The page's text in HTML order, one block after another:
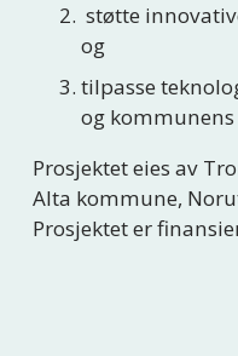
støtte
og
tilpasse
og
Prosjektet eies av
Alta kommune,
Prosjektet er